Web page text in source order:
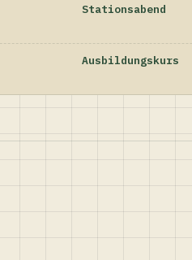
Stationsabend
Ausbildungskurs